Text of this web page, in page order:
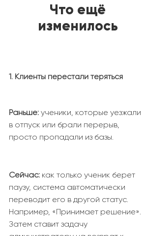
Что ещё
изменилось
1. Клиенты перестали теряться
Раньше: ученики, которые уезжали
в отпуск или брали перерыв,
просто пропадали из базы.
Сейчас: как только ученик берет
паузу, система автоматически
переводит его в другой статус.
Например, «Принимает решение».
Затем ставит задачу